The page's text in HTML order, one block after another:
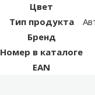
Цвет
Тип продукта
Бренд
Номер в каталоге
EAN